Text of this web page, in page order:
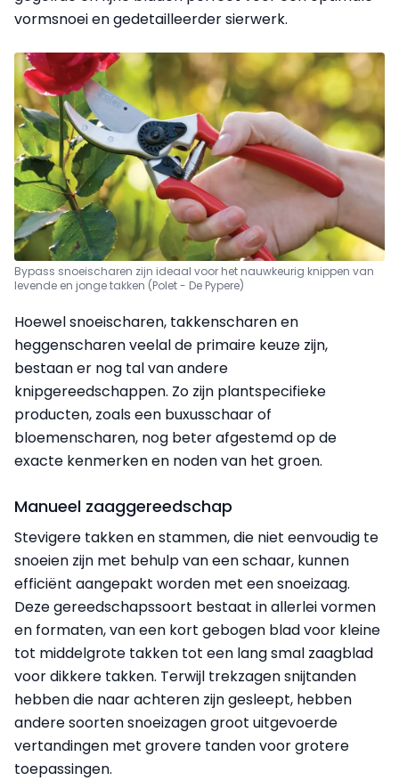
vormsnoei en gedetailleerder sierwerk.
Bypass snoeischaren zijn ideaal voor het nauwkeurig knippen van
levende en jonge takken (Polet - De Pypere)
Hoewel snoeischaren, takkenscharen en
heggenscharen veelal de primaire keuze zijn,
bestaan er nog tal van andere
knipgereedschappen. Zo zijn plantspecifieke
producten, zoals een buxusschaar of
bloemenscharen, nog beter afgestemd op de
exacte kenmerken en noden van het groen.
Manueel zaaggereedschap
Stevigere takken en stammen, die niet eenvoudig te
snoeien zijn met behulp van een schaar, kunnen
efficiënt aangepakt worden met een snoeizaag.
Deze gereedschapssoort bestaat in allerlei vormen
en formaten, van een kort gebogen blad voor kleine
tot middelgrote takken tot een lang smal zaagblad
voor dikkere takken. Terwijl trekzagen snijtanden
hebben die naar achteren zijn gesleept, hebben
andere soorten snoeizagen groot uitgevoerde
vertandingen met grovere tanden voor grotere
toepassingen.